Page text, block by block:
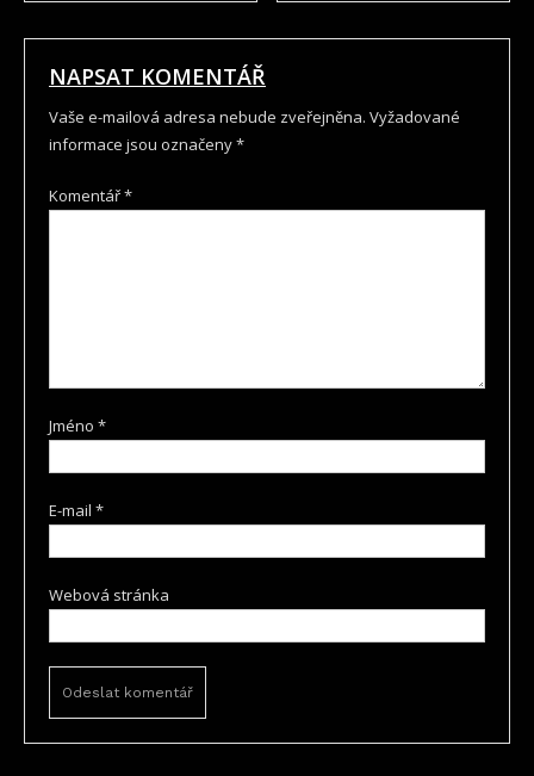
PRO
PŘÍSPĚVEK
NAPSAT KOMENTÁŘ
Vaše e-mailová adresa nebude zveřejněna. Vyžadované
informace jsou označeny*
Komentář*
Jméno *
E-mail *
Webová stránka